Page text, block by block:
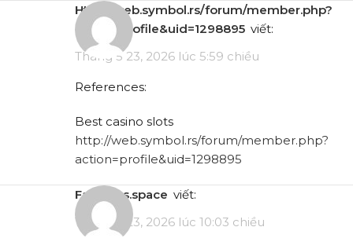
http://web.symbol.rs/forum/member.php?
action=profile&uid=1298895 viết:
Tháng 5 23, 2026 lúc 5:59 chiều
References:
Best casino slots
http://web.symbol.rs/forum/member.php?
action=profile&uid=1298895
favpress.space viết:
Tháng 5 23, 2026 lúc 10:03 chiều